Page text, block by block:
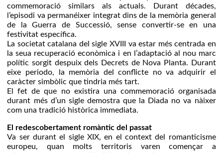
commemoració similars als actuals. Durant décades,
l’episodi va permanéixer integrat dins de la memòria general
de la Guerra de Successió, sense convertir-se en una
festivitat específica.
La societat catalana del sigle XVIII va estar més centrada en
la seua recuperació econòmica i en l’adaptació al nou marc
polític sorgit despuix dels Decrets de Nova Planta. Durant
eixe periodo, la memòria del conflicte no va adquirir el
caràcter simbòlic que tindria més tart.
El fet de que no existira una commemoració organisada
durant més d’un sigle demostra que la Diada no va nàixer
com una tradició històrica immediata.
El redescobertament romàntic del passat
Va ser durant el sigle XIX, en el context del romanticisme
europeu, quan molts territoris varen començar a